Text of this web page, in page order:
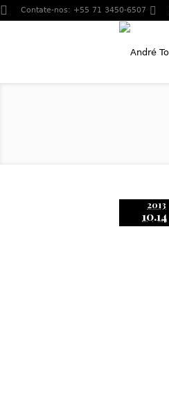
Contate-nos: +55 71 3450-6507
2013
10.14